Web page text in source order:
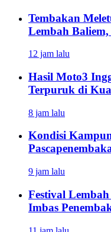
Tembakan
Lembah
12 jam lalu
Hasil Moto3
Terpuruk di
8 jam lalu
Kondisi
9 jam lalu
Festival
Imbas